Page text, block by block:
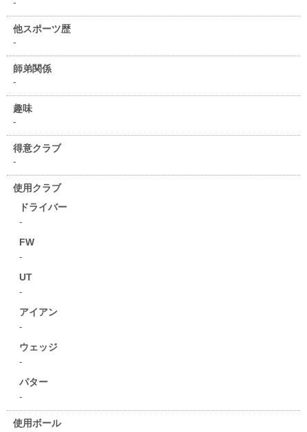
他スポーツ歴
-
師弟関係
-
趣味
-
得意クラブ
-
使用クラブ
ドライバー
-
FW
-
UT
-
アイアン
-
ウェッジ
-
パター
-
使用ボール